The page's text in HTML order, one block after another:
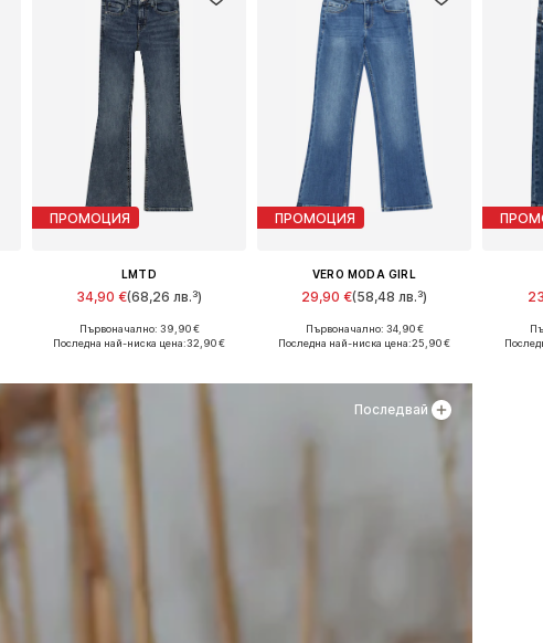
ПРОМОЦИЯ
LMTD
34,90 €(68,26 лв.³)
Предлага се в много размери
Първоначално: 39,90 €
Последна най-ниска цена:32,90 €
ПРОМОЦИЯ
VERO MODA GIRL
29,90 €(58,48 лв.³)
Предлага се в много размери
Първоначално: 34,90 €
Последна най-ниска цена:25,90 €
Последвай